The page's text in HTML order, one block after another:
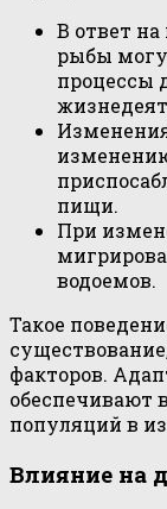
В ответ
рыбы
процессы
пищи.
При
водоемов.
Такое
факторов.
обеспечивают
популяций в
Влияние на